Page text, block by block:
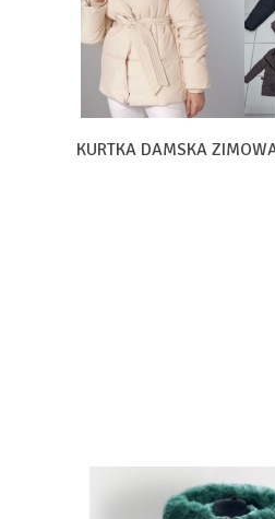
KURTKA DAMSKA